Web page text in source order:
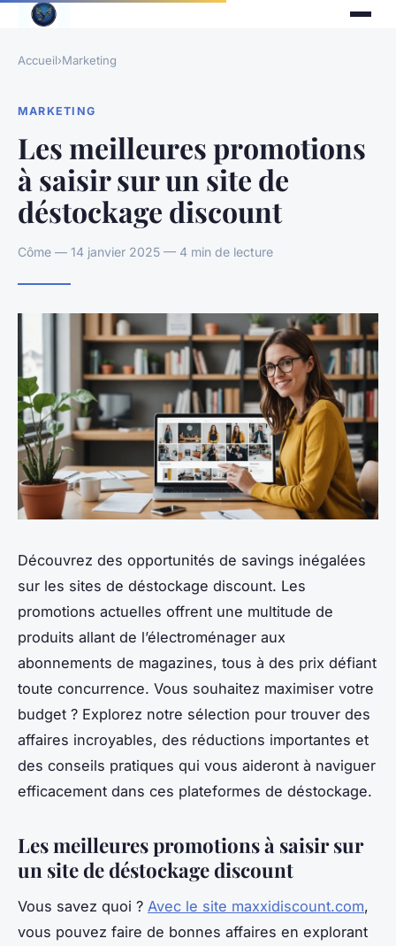
Accueil›Marketing
MARKETING
Les meilleures promotions
à saisir sur un site de
déstockage discount
Côme — 14 janvier 2025 — 4 min de lecture
Découvrez des opportunités de savings inégalées
sur les sites de déstockage discount. Les
promotions actuelles offrent une multitude de
produits allant de l’électroménager aux
abonnements de magazines, tous à des prix défiant
toute concurrence. Vous souhaitez maximiser votre
budget ? Explorez notre sélection pour trouver des
affaires incroyables, des réductions importantes et
des conseils pratiques qui vous aideront à naviguer
efficacement dans ces plateformes de déstockage.
Les meilleures promotions à saisir sur
un site de déstockage discount
Vous savez quoi ? Avec le site maxxidiscount.com,
vous pouvez faire de bonnes affaires en explorant